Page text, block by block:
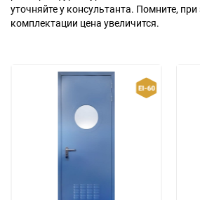
уточняйте у консультанта. Помните,
комплектации цена увеличится.